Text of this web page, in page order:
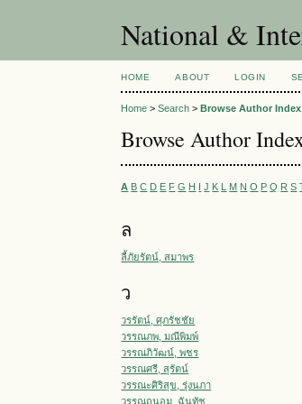
National &
HOME ABOUT LOGIN
Home >Search >Browse Author Index
Browse Author
A B C D E F G H I J K L M N O P Q R S
ล
ลี้ภัยรัตน์, สมาพร
ว
วรรัตน์, ศุภรัชชัย
วรรณภพ, มณีพิมพ์
วรรณภิวัฒน์, พชร
วรรณศรี, สุรัตน์
วรรณะศิริสุข, รุ่งนภา
วรรณถนอม, ฉันทัช